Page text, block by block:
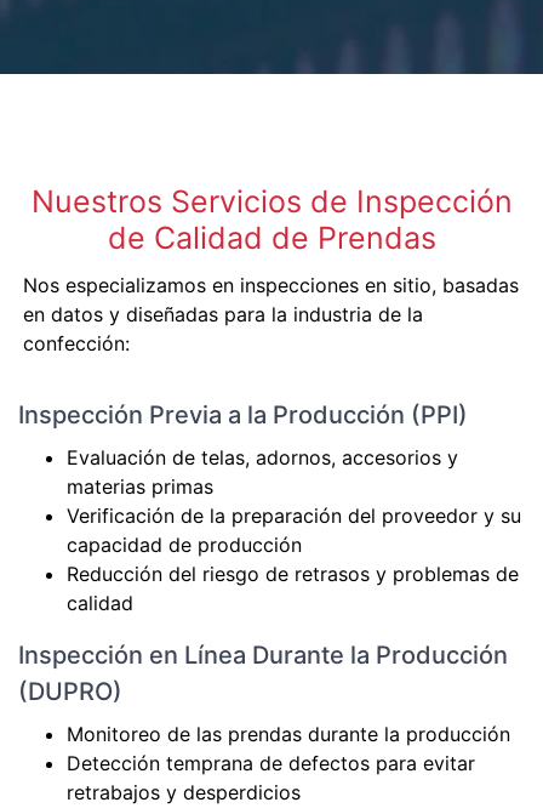
Nuestros Servicios de Inspección
de Calidad de Prendas
Nos especializamos en inspecciones en sitio, basadas
en datos y diseñadas para la industria de la
confección:
Inspección Previa a la Producción (PPI)
Evaluación de telas, adornos, accesorios y
materias primas
Verificación de la preparación del proveedor y su
capacidad de producción
Reducción del riesgo de retrasos y problemas de
calidad
Inspección en Línea Durante la Producción
(DUPRO)
Monitoreo de las prendas durante la producción
Detección temprana de defectos para evitar
retrabajos y desperdicios